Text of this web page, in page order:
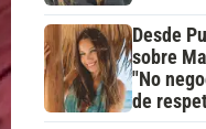
Desde
sobre
"No
de